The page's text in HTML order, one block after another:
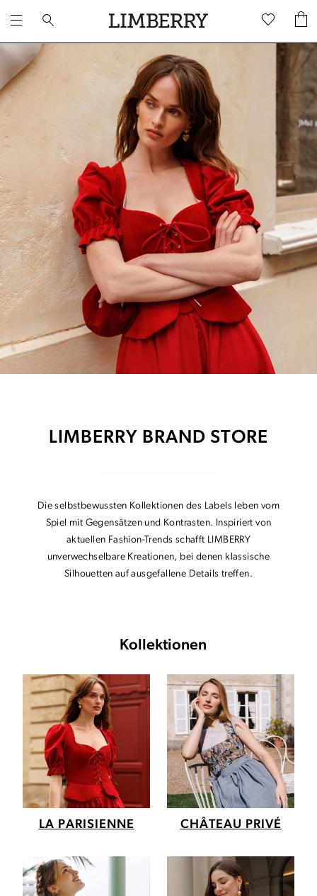
LIMBERRY BRAND STORE
Die selbstbewussten Kollektionen des Labels leben vom
Spiel mit Gegensätzen und Kontrasten. Inspiriert von
aktuellen Fashion-Trends schafft LIMBERRY
unverwechselbare Kreationen, bei denen klassische
Silhouetten auf ausgefallene Details treffen.
Kollektionen
LA PARISIENNE CHÂTEAU PRIVÉ